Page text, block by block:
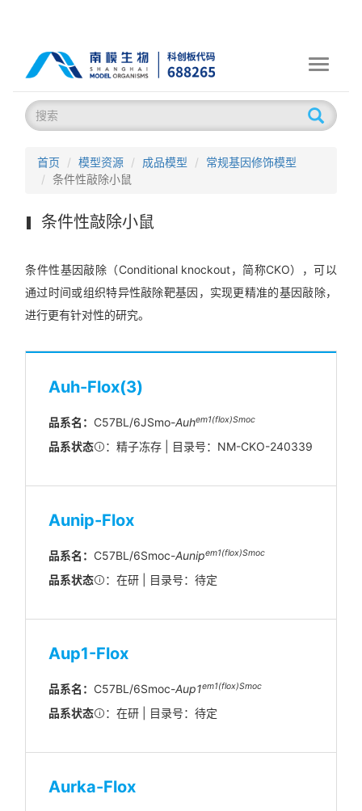
Toggle
首页 模型资源 成品模型
常规基因修饰模型
条件性敲除小鼠
条件性敲除小鼠
条件性基因敲除（Conditional knockout，简称CKO），可以
通过时间或组织特异性敲除靶基因，实现更精准的基因敲除，
进行更有针对性的研究。
Auh-Flox(3)
品系名： C57BL/6JSmo-Auhem1(flox)Smoc
品系状态 ：精子冻存 | 目录号：NM-CKO-240339
Aunip-Flox
品系名： C57BL/6Smoc-Aunipem1(flox)Smoc
品系状态 ：在研 | 目录号：待定
Aup1-Flox
品系名： C57BL/6Smoc-Aup1em1(flox)Smoc
品系状态 ：在研 | 目录号：待定
Aurka-Flox